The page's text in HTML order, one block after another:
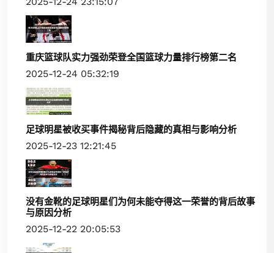
重庆篮球队实力强劲荣登全国篮球力量排行榜第二名
2025-12-24 05:32:19
足球明星被收买事件揭秘背后隐藏的真相与影响分析
2025-12-23 12:21:45
没有金靴的足球明星们为何未能夺得这一荣誉的背后故事
与原因分析
2025-12-22 20:05:53